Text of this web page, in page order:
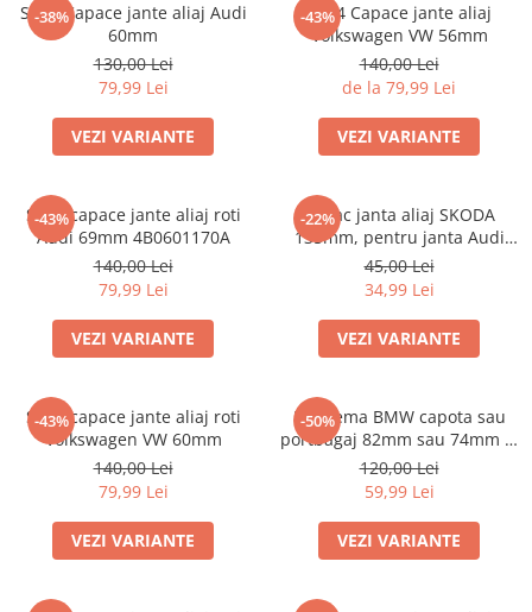
-38%
Set 4 Capace jante aliaj Audi
60mm
130,00 Lei
79,99 Lei
VEZI VARIANTE
-43%
Set 4 Capace jante aliaj
Volkswagen VW 56mm
140,00 Lei
de la 79,99 Lei
VEZI VARIANTE
-43%
Set 4 capace jante aliaj roti
Audi 69mm 4B0601170A
140,00 Lei
79,99 Lei
VEZI VARIANTE
-22%
Capac janta aliaj SKODA
135mm, pentru janta Audi
4F0601165N
45,00 Lei
34,99 Lei
VEZI VARIANTE
-43%
Set 4 capace jante aliaj roti
Volkswagen VW 60mm
140,00 Lei
79,99 Lei
VEZI VARIANTE
-50%
Emblema BMW capota sau
portbagaj 82mm sau 74mm (8
132375 05)
120,00 Lei
59,99 Lei
VEZI VARIANTE